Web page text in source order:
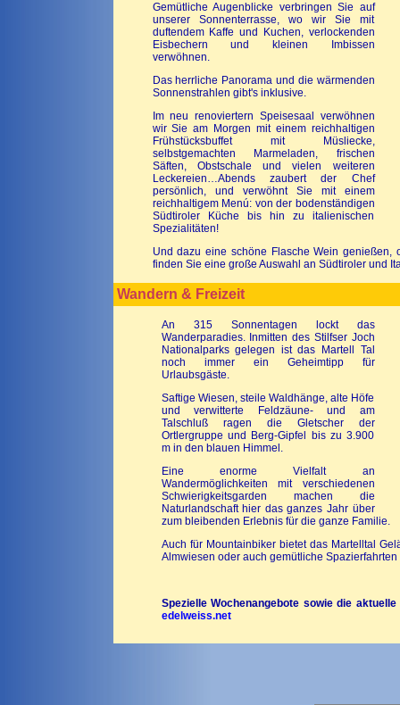
Gemütliche Augenblicke verbringen Sie auf
unserer Sonnenterrasse, wo wir Sie mit
duftendem Kaffe und Kuchen, verlockenden
Eisbechern und kleinen Imbissen
verwöhnen.
Das herrliche Panorama und die wärmenden
Sonnenstrahlen gibt's inklusive.
Im neu renoviertern Speisesaal verwöhnen
wir Sie am Morgen mit einem reichhaltigen
Frühstücksbuffet mit Müsliecke,
selbstgemachten Marmeladen, frischen
Säften, Obstschale und vielen weiteren
Leckereien…Abends zaubert der Chef
persönlich, und verwöhnt Sie mit einem
reichhaltigem Menú: von der bodenständigen
Südtiroler Küche bis hin zu italienischen
Spezialitäten!
Und dazu eine schöne Flasche Wein
finden Sie eine große Auswahl an Südtiroler und
Wandern & Freizeit
An 315 Sonnentagen lockt das
Wanderparadies. Inmitten des Stilfser Joch
Nationalparks gelegen ist das Martell Tal
noch immer ein Geheimtipp für
Urlaubsgäste.
Saftige Wiesen, steile Waldhänge, alte Höfe
und verwitterte Feldzäune- und am
Talschluß ragen die Gletscher der
Ortlergruppe und Berg-Gipfel bis zu 3.900
m in den blauen Himmel.
Eine enorme Vielfalt an
Wandermöglichkeiten mit verschiedenen
Schwierigkeitsgarden machen die
Naturlandschaft hier das ganzes Jahr über
zum bleibenden Erlebnis für die ganze Familie.
Auch für Mountainbiker bietet das Martelltal
Almwiesen oder auch gemütliche
Spezielle Wochenangebote sowie die
edelweiss.net